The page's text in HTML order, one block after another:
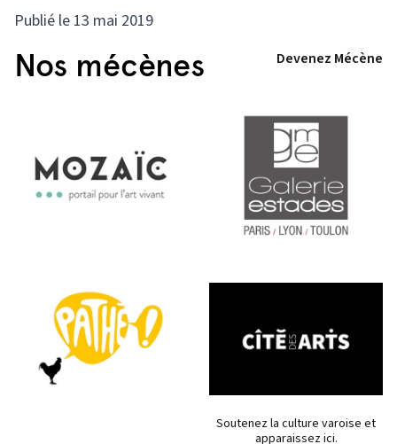
Publié le 13 mai 2019
Nos mécènes Devenez Mécène
Soutenez la culture varoise et
apparaissez ici.